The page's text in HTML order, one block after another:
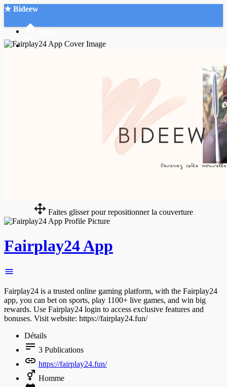
★ Bideew
Faites glisser pour repositionner la couverture
Fairplay24 App
Fairplay24 is a trusted online gaming platform, with the Fairplay24
app, you can bet on sports, play 1100+ live games, and win big
rewards. Use Fairplay24 login to access exclusive features and
bonuses. Visit website: https://fairplay24.fun/
Détails
3 Publications
https://fairplay24.fun/
Homme